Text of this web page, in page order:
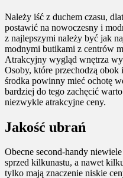
Należy iść z duchem czasu,
postawić na nowoczesny i
z najlepszymi należy być jak
modnymi butikami z centrów
Atrakcyjny wygląd wnętrza
Osoby, które przechodzą
środka powinny mieć ochotę
bardziej do tego zachęcić
niezwykle atrakcyjne ceny.
Jakość ubrań
Obecne second-handy
sprzed kilkunastu, a nawet
tylko mają znaczenie niskie